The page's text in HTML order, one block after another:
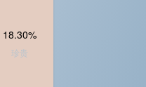
18.30%
珍贵